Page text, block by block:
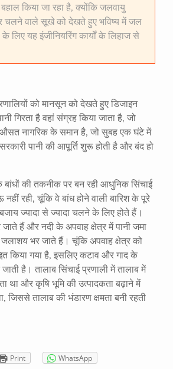
किया जा रहा है, क्योंकि जलवायु
चलने वाले सूखे को देखते हुए भविष्य में जल
लिए यह इंजीनियरिंग कार्यों के लिहाज से
को मानसून को देखते हुए डिजाइन
गिरता है वहां संग्रह किया जाता है, जो
नागरिक के समान है, जो सुबह एक घंटे में
पानी की आपूर्ति शुरू होती है और बंद हो
बांधों की तकनीक पर बन रही आधुनिक सिंचाई
नहीं रही, चूंकि वे बांध होने वाली बारिश के पूरे
ज्यादा से ज्यादा चलने के लिए होते हैं।
हैं और नदी के अपवाह क्षेत्र में पानी जमा
भर जाते हैं। चूंकि अपवाह क्षेत्र को
किया गया है, इसलिए कटाव और गाद के
है। तालाब सिंचाई प्रणाली में तालाब में
था और कृषि भूमि की उत्पादकता बढ़ाने में
जिससे तालाब की भंडारण क्षमता बनी रहती
Print WhatsApp